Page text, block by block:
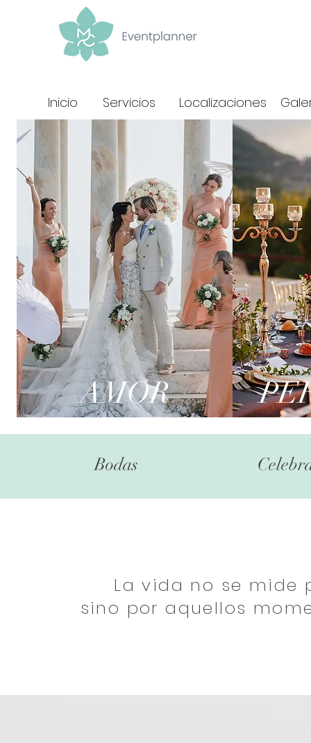
AMOR
Inicio Servicios Localizaciones
Bodas
La vida no se mide
sino por aquellos